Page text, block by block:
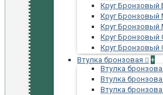
Круг Бронзовый
Круг
Круг
Круг Бронзовый
Круг Бронзовый
Втулка бронзовая
+
Втулка
Втулка
Втулка